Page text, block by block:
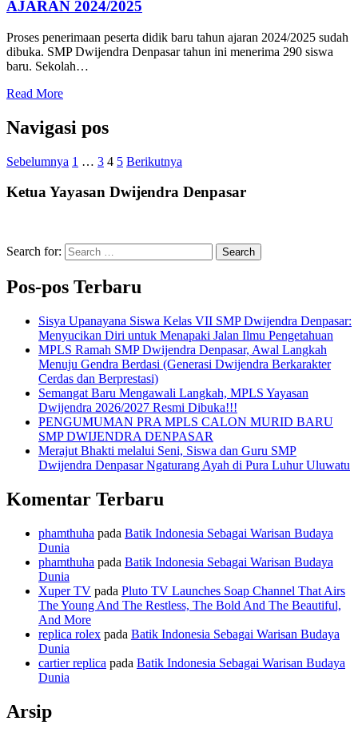
AJARAN 2024/2025
Proses penerimaan peserta didik baru tahun ajaran 2024/2025 sudah
dibuka. SMP Dwijendra Denpasar tahun ini menerima 290 siswa
baru. Sekolah…
Read More
Navigasi pos
Sebelumnya 1 … 3 4 5 Berikutnya
Ketua Yayasan Dwijendra Denpasar
Search for: Search
Pos-pos Terbaru
Sisya Upanayana Siswa Kelas VII SMP Dwijendra Denpasar:
Menyucikan Diri untuk Menapaki Jalan Ilmu Pengetahuan
MPLS Ramah SMP Dwijendra Denpasar, Awal Langkah
Menuju Gendra Berdasi (Generasi Dwijendra Berkarakter
Cerdas dan Berprestasi)
Semangat Baru Mengawali Langkah, MPLS Yayasan
Dwijendra 2026/2027 Resmi Dibuka!!!
PENGUMUMAN PRA MPLS CALON MURID BARU
SMP DWIJENDRA DENPASAR
Merajut Bhakti melalui Seni, Siswa dan Guru SMP
Dwijendra Denpasar Ngaturang Ayah di Pura Luhur Uluwatu
Komentar Terbaru
phamthuha pada Batik Indonesia Sebagai Warisan Budaya
Dunia
phamthuha pada Batik Indonesia Sebagai Warisan Budaya
Dunia
Xuper TV pada Pluto TV Launches Soap Channel That Airs
The Young And The Restless, The Bold And The Beautiful,
And More
replica rolex pada Batik Indonesia Sebagai Warisan Budaya
Dunia
cartier replica pada Batik Indonesia Sebagai Warisan Budaya
Dunia
Arsip